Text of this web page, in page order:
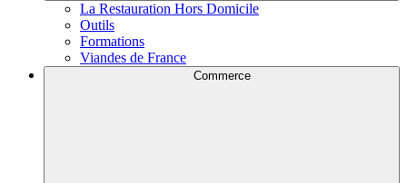
La Restauration Hors Domicile
Outils
Formations
Viandes de France
Commerce